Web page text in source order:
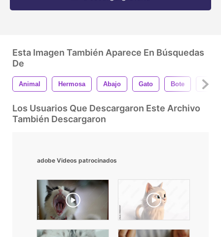
Esta Imagen También Aparece En Búsquedas
De
Animal Hermosa Abajo Gato Bote Linda
Los Usuarios Que Descargaron Este Archivo
También Descargaron
adobe Videos patrocinados